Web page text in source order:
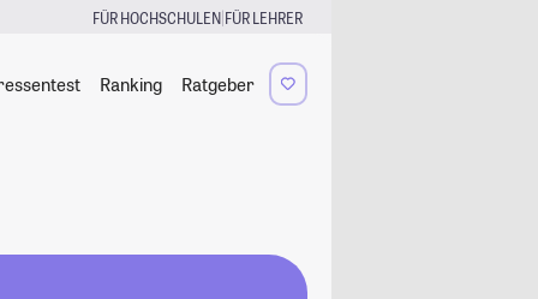
FÜR HOCHSCHULEN|FÜR LEHRER
Ranking Ratgeber